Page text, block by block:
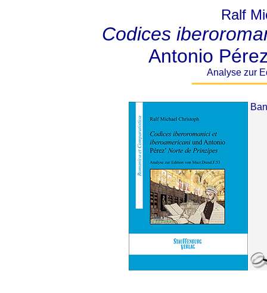
Ralf
Codices
Antonio
Analyse zur